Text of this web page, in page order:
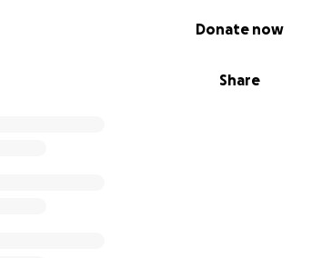
Share
Donate now